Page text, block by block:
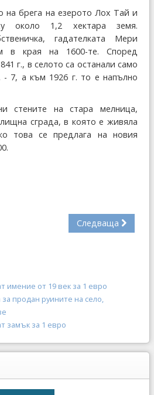
на брега на езерото Лох Тай и
около 1,2 хектара земя.
гадателката Мери
в края на 1600-те. Според
г., в селото са останали само
- 7, а към 1926 г. то е напълно
стените на стара мелница,
сграда, в която е живяла
това се предлага на новия
Следваща
имение от 19 век за 1 евро
продан руините на село,
замък за 1 евро